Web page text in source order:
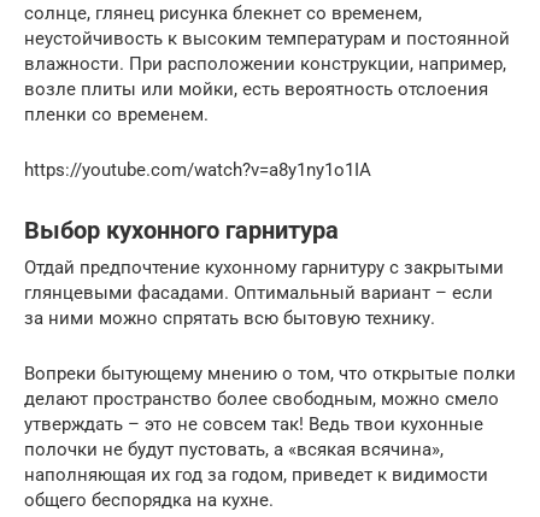
солнце, глянец рисунка блекнет со временем,
неустойчивость к высоким температурам и постоянной
влажности. При расположении конструкции, например,
возле плиты или мойки, есть вероятность отслоения
пленки со временем.
https://youtube.com/watch?v=a8y1ny1o1IA
Выбор кухонного гарнитура
Отдай предпочтение кухонному гарнитуру с закрытыми
глянцевыми фасадами. Оптимальный вариант – если
за ними можно спрятать всю бытовую технику.
Вопреки бытующему мнению о том, что открытые полки
делают пространство более свободным, можно смело
утверждать – это не совсем так! Ведь твои кухонные
полочки не будут пустовать, а «всякая всячина»,
наполняющая их год за годом, приведет к видимости
общего беспорядка на кухне.